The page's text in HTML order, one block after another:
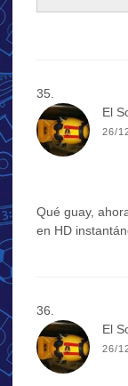
El
26/
Qué guay,
en HD
El
26/